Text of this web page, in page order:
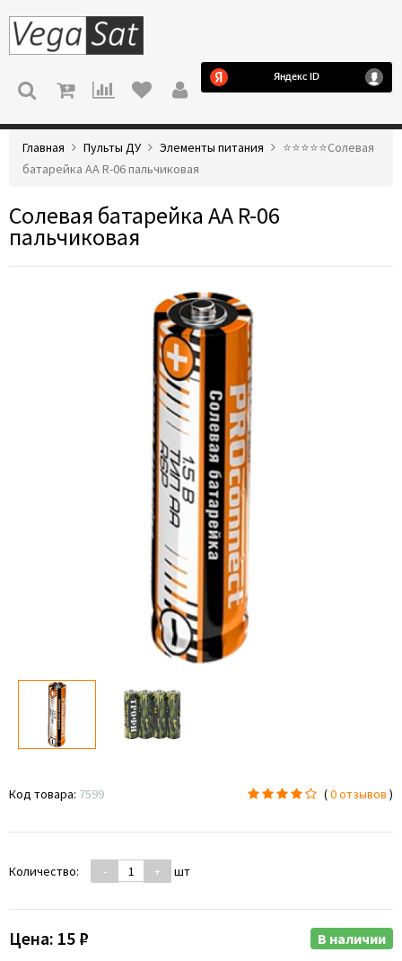
МЕНЮ
Главная Пульты ДУ Элементы питания
⭐️⭐️⭐️⭐️⭐️Солевая
батарейка AA R-06 пальчиковая
Солевая батарейка AA R-06
пальчиковая
Код товара: 7599 (0 отзывов )
Количество: - + шт
Цена: 15 ₽ В наличии